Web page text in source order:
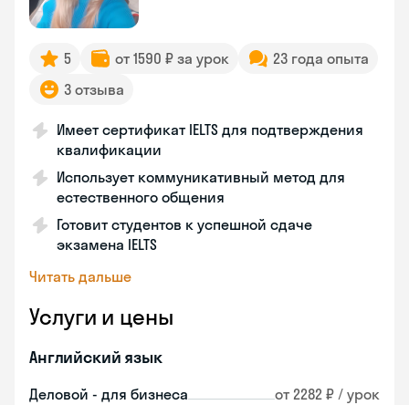
5 от 1590 ₽ за урок
23 года опыта
3 отзыва
Имеет сертификат IELTS для подтверждения
квалификации
Использует коммуникативный метод для
естественного общения
Готовит студентов к успешной сдаче
экзамена IELTS
Читать дальше
Услуги и цены
Английский язык
Деловой - для бизнеса от 2282 ₽ / урок